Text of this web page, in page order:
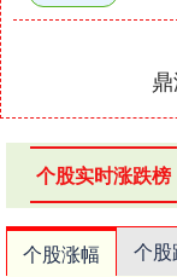
个股实时涨跌榜
个股涨幅 个股